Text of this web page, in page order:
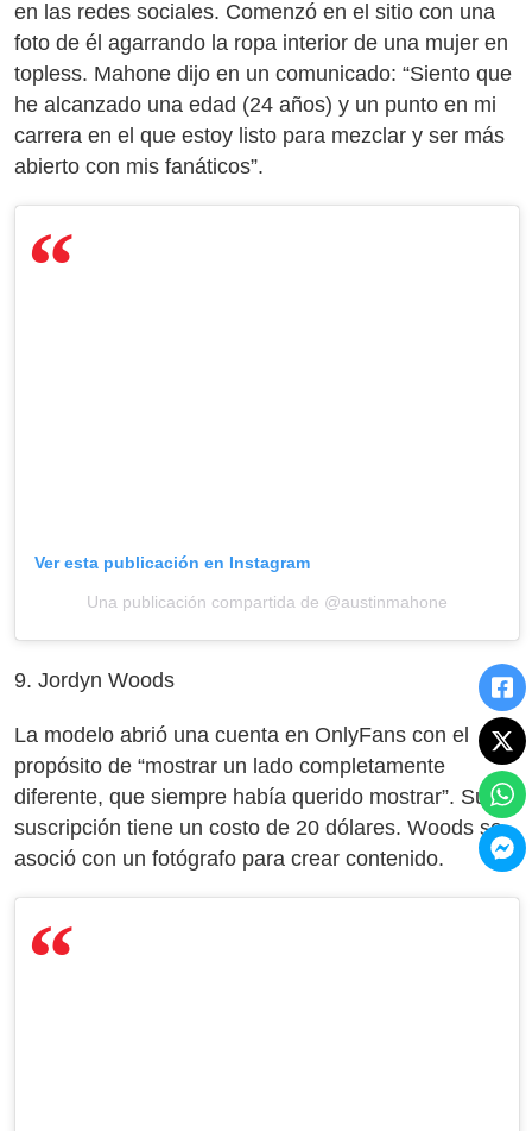
en las redes sociales. Comenzó en el sitio con una
foto de él agarrando la ropa interior de una mujer en
topless. Mahone dijo en un comunicado: “Siento que
he alcanzado una edad (24 años) y un punto en mi
carrera en el que estoy listo para mezclar y ser más
abierto con mis fanáticos”.
Ver esta publicación en Instagram
Una publicación compartida de @austinmahone
9. Jordyn Woods
La modelo abrió una cuenta en OnlyFans con el
propósito de “mostrar un lado completamente
diferente, que siempre había querido mostrar”. Su
suscripción tiene un costo de 20 dólares. Woods se
asoció con un fotógrafo para crear contenido.